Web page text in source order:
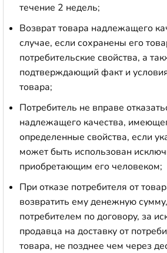
течение 2 недель;
Возврат товара надлежащего
случае, если сохранены его
потребительские свойства, а
подтверждающий факт и
товара;
Потребитель не вправе
надлежащего качества,
определенные свойства, если
может быть использован
приобретающим его человеком;
При отказе потребителя от
возвратить ему денежную
потребителем по договору, за
продавца на доставку от
товара, не позднее чем через